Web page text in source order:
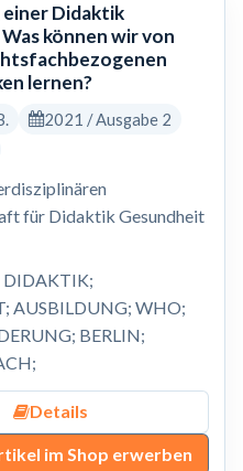
Didaktik
können wir von
lernen?
2021 / Ausgabe 2
für Didaktik Gesundheit
DIDAKTIK;
AUSBILDUNG; WHO;
BERLIN;
Details
im Shop erwerben